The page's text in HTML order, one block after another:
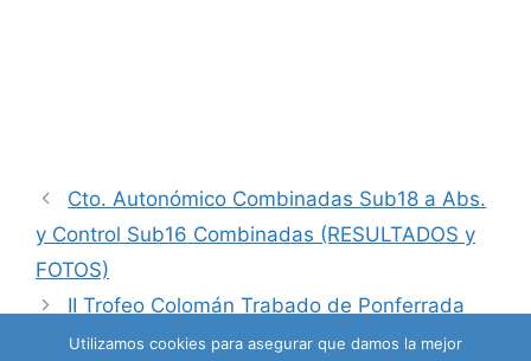
Cto. Autonómico Combinadas Sub18 a Abs.
y Control Sub16 Combinadas (RESULTADOS y
FOTOS)
II Trofeo Colomán Trabado de Ponferrada
(Anulado)
Utilizamos cookies para asegurar que damos la mejor